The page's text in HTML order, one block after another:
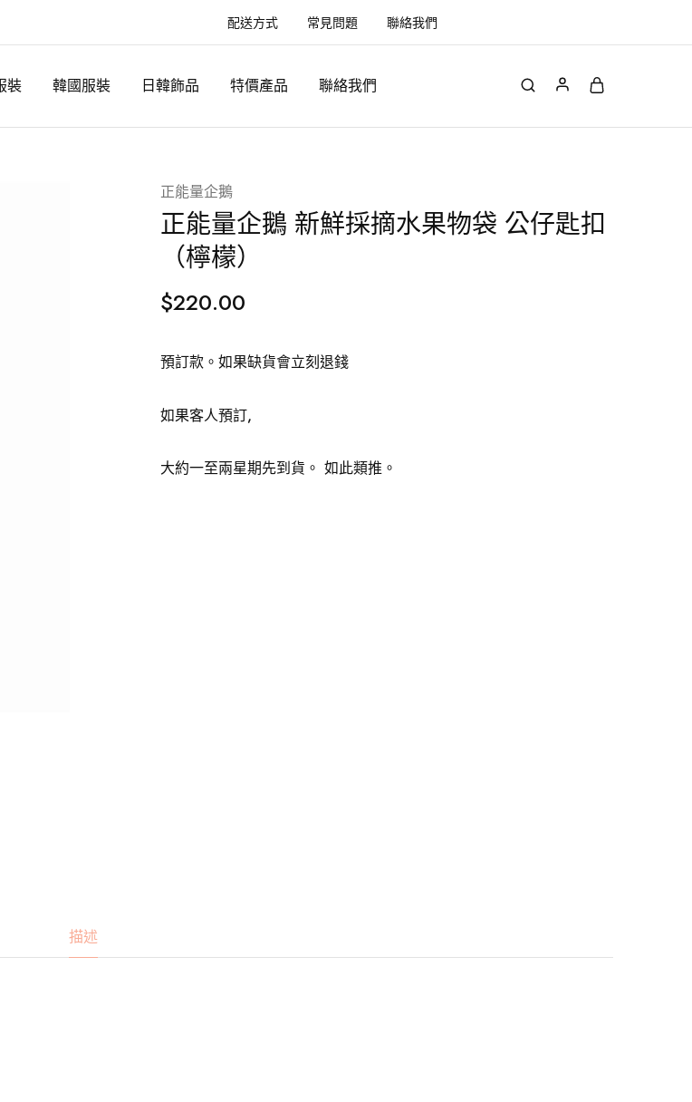
配送方式 常見問題 聯絡我們
裝 韓國服裝 日韓飾品 特價產品 聯絡我們
正能量企鵝
正能量企鵝 新鮮採摘水果物袋 公仔匙扣
（檸檬）
$220.00
預訂款。如果缺貨會立刻退錢
如果客人預訂,
大約一至兩星期先到貨。 如此類推。
描述